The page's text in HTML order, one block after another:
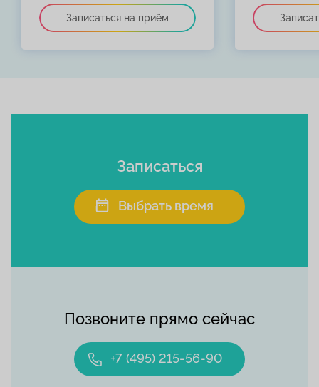
Позвоните прямо сейчас
+7 (495) 215-56-90
Записаться
Выбрать время